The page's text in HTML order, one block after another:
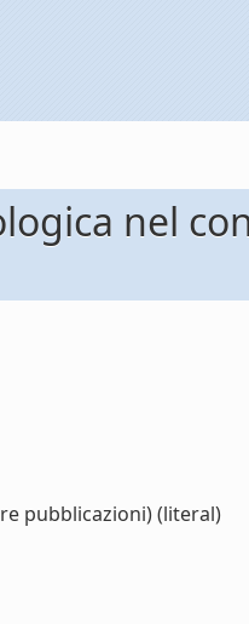
nel
pubblicazioni) (literal)